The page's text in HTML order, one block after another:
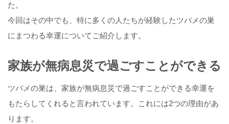
た。
今回はその中でも、特に多くの人たちが経験したツバメの巣
にまつわる幸運についてご紹介します。
家族が無病息災で過ごすことができる
ツバメの巣は、家族が無病息災で過ごすことができる幸運を
もたらしてくれると言われています。これには2つの理由があ
ります。